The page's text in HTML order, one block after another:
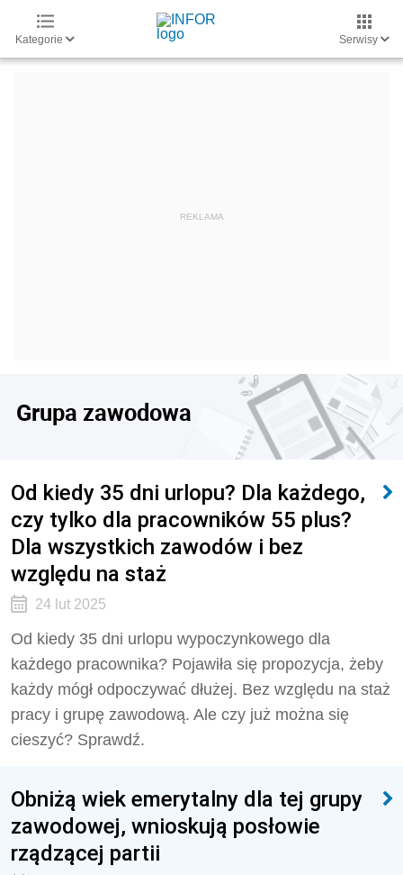
Kategorie Serwisy
Grupa zawodowa
Od kiedy 35 dni urlopu? Dla każdego,
czy tylko dla pracowników 55 plus?
Dla wszystkich zawodów i bez
względu na staż
24 lut 2025
Od kiedy 35 dni urlopu wypoczynkowego dla
każdego pracownika? Pojawiła się propozycja, żeby
każdy mógł odpoczywać dłużej. Bez względu na staż
pracy i grupę zawodową. Ale czy już można się
cieszyć? Sprawdź.
Obniżą wiek emerytalny dla tej grupy
zawodowej, wnioskują posłowie
rządzącej partii